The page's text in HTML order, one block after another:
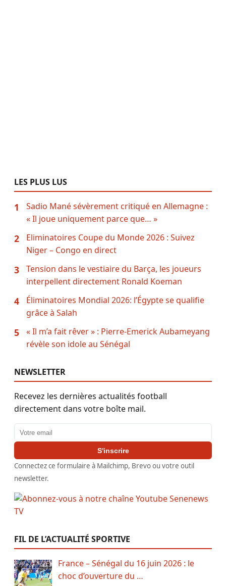
LES PLUS LUS
1
Sadio Mané sévèrement critiqué en Allemagne :
« Il joue uniquement parce que… »
2
Eliminatoires Coupe du Monde 2026 : Suivez
Niger – Congo en direct
3
Tension dans le vestiaire du Barça, les joueurs
interpellent directement Ronald Koeman
4
Éliminatoires Mondial 2026: l’Égypte se qualifie
grâce à Salah
5
« Il m’a fait rêver » : Pierre-Emerick Aubameyang
révèle son idole au Sénégal
NEWSLETTER
Recevez les dernières actualités football
directement dans votre boîte mail.
Adresse email
S'inscrire
Connectez ce formulaire à Mailchimp, Brevo ou votre outil
newsletter.
FIL DE L’ACTUALITÉ SPORTIVE
France – Sénégal du 16 juin 2026 : le
choc d’ouverture du …